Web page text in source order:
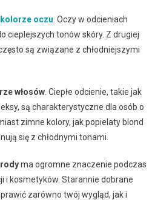
kolorze oczu . Oczy w odcieniach
cieplejszych tonów skóry. Z drugiej
są związane z chłodniejszymi
włosów. Ciepłe odcienie, takie jak
są charakterystyczne dla osób o
zimne kolory, jak popielaty blond
się z chłodnymi tonami.
ma ogromne znaczenie podczas
i kosmetyków. Starannie dobrane
zarówno twój wygląd, jak i